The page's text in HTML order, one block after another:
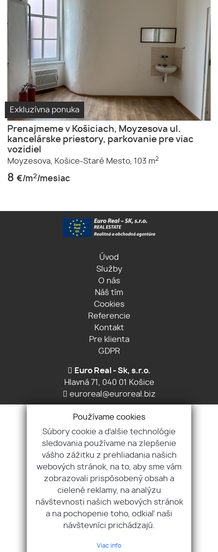
Exkluzívna ponuka
Prenajmeme v Košiciach, Moyzesova ul.
kancelárske priestory, parkovanie pre viac
vozidiel
Moyzesova, Košice-Staré Mesto, 103 m2
8 €/m2/mesiac
Úvod
Služby
O nás
Náš tím
Cookies
Referencie
Kontakt
Pre klienta
GDPR
Euro Real - Sk, s.r.o.
Hlavná 71, 040 01 Košice
euroreal@euroreal.biz
Ing. Ladislav Jurča, CSc.
Ing. Michal Jurča
+421 907 970 829
Ing. Daniela Kobanova
+421 905 363 747
Používame cookies
Súbory cookie a ďalšie technológie
sledovania používame na zlepšenie
vášho zážitku z prehliadania našich
webových stránok, na to, aby sme vám
zobrazovali prispôsobený obsah a
cielené reklamy, na analýzu
návštevnosti našich webových stránok
a na pochopenie toho, odkiaľ naši
návštevníci prichádzajú.
Viac info